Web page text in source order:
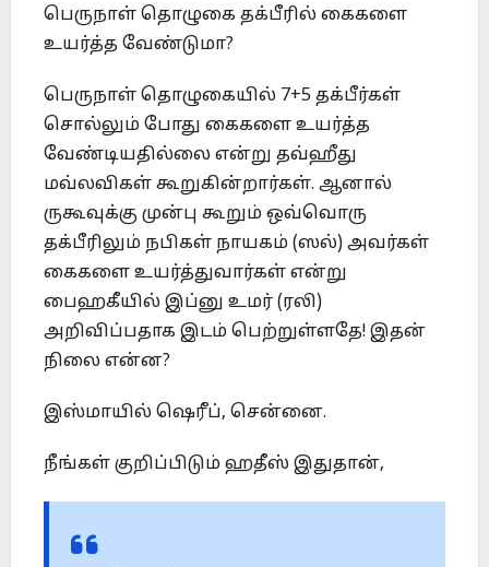
பெருநாள் தொழுகை தக்பீரில் கைகளை
உயர்த்த வேண்டுமா?
பெருநாள் தொழுகையில் 7+5 தக்பீர்கள்
சொல்லும் போது கைகளை உயர்த்த
வேண்டியதில்லை என்று தவ்ஹீது
மவ்லவிகள் கூறுகின்றார்கள். ஆனால்
ருகூவுக்கு முன்பு கூறும் ஒவ்வொரு
தக்பீரிலும் நபிகள் நாயகம் (ஸல்) அவர்கள்
கைகளை உயர்த்துவார்கள் என்று
பைஹகீயில் இப்னு உமர் (ரலி)
அறிவிப்பதாக இடம் பெற்றுள்ளதே! இதன்
நிலை என்ன?
இஸ்மாயில் ஷெரீப், சென்னை.
நீங்கள் குறிப்பிடும் ஹதீஸ் இதுதான்,